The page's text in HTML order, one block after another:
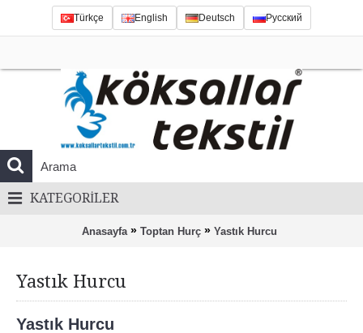
Türkçe English Deutsch Русский
KATEGORILER
Anasayfa » Toptan Hurç » Yastık Hurcu
Yastık Hurcu
Yastık Hurcu